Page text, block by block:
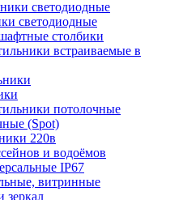
светодиодные
столбики
встраиваемые в
потолочные
(Spot)
220в
и водоёмов
IP67
витринные
зеркал